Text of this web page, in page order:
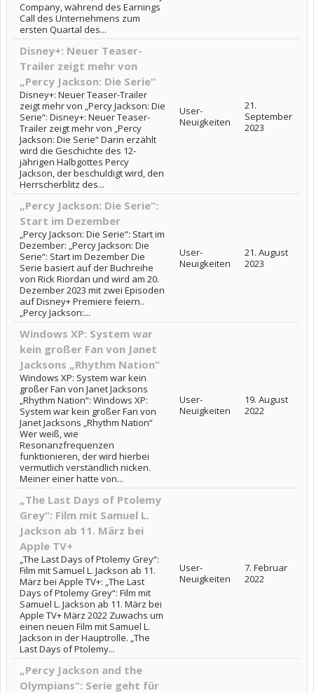
Company, während des Earnings
Call des Unternehmens zum
ersten Quartal des...
Disney+: Neuer Teaser-
Trailer zeigt mehr von
„Percy Jackson: Die Serie“
Disney+: Neuer Teaser-Trailer
zeigt mehr von „Percy Jackson: Die
Serie“: Disney+: Neuer Teaser-
Trailer zeigt mehr von „Percy
Jackson: Die Serie“ Darin erzählt
wird die Geschichte des 12-
jährigen Halbgottes Percy
Jackson, der beschuldigt wird, den
Herrscherblitz des...
User-
Neuigkeiten
21.
September
2023
„Percy Jackson: Die Serie“:
Start im Dezember
„Percy Jackson: Die Serie“: Start im
Dezember: „Percy Jackson: Die
Serie“: Start im Dezember Die
Serie basiert auf der Buchreihe
von Rick Riordan und wird am 20.
Dezember 2023 mit zwei Episoden
auf Disney+ Premiere feiern..
„Percy Jackson:...
User-
Neuigkeiten
21. August
2023
Windows XP: System war
kein großer Fan von Janet
Jacksons „Rhythm Nation“
Windows XP: System war kein
großer Fan von Janet Jacksons
„Rhythm Nation“: Windows XP:
System war kein großer Fan von
Janet Jacksons „Rhythm Nation“
Wer weiß, wie
Resonanzfrequenzen
funktionieren, der wird hierbei
vermutlich verständlich nicken.
Meiner einer hatte von...
User-
Neuigkeiten
19. August
2022
„The Last Days of Ptolemy
Grey“: Film mit Samuel L.
Jackson ab 11. März bei
Apple TV+
„The Last Days of Ptolemy Grey“:
Film mit Samuel L. Jackson ab 11.
März bei Apple TV+: „The Last
Days of Ptolemy Grey“: Film mit
Samuel L. Jackson ab 11. März bei
Apple TV+ März 2022 Zuwachs um
einen neuen Film mit Samuel L.
Jackson in der Hauptrolle. „The
Last Days of Ptolemy...
User-
Neuigkeiten
7. Februar
2022
„Percy Jackson and the
Olympians“: Serie geht für